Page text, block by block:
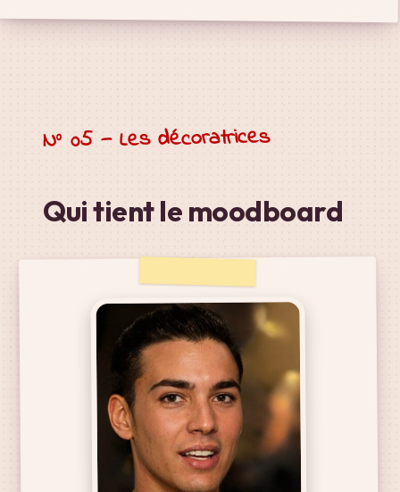
N° 05 — Les décoratrices
Qui tient le moodboard